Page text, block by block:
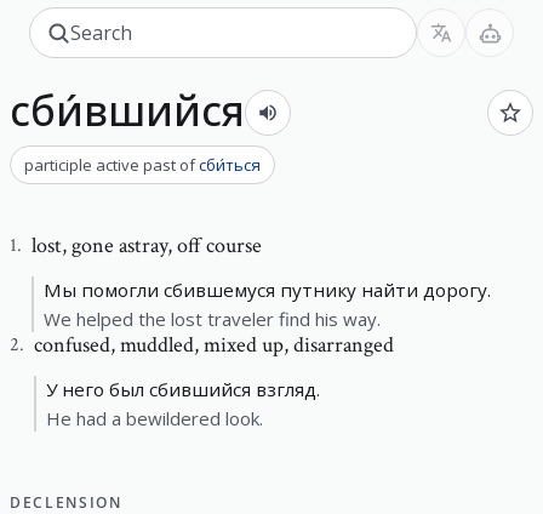
сби́вшийся
participle active past ofсби́ться
1. lost,gone astray, off course
Мы помогли сбившемуся путнику найти дорогу.
We helped the lost traveler find his way.
2. confused,muddled, mixed up, disarranged
У него был сбившийся взгляд.
He had a bewildered look.
DECLENSION